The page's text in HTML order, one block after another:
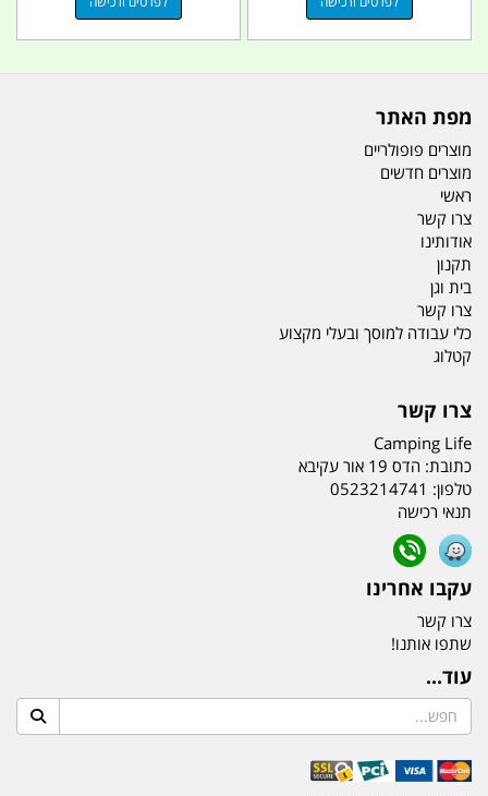
מפת האתר
מוצרים פופולריים
מוצרים חדשים
ראשי
צרו קשר
אודותינו
תקנון
בית וגן
צרו קשר
כלי עבודה למוסך ובעלי מקצוע
קטלוג
צרו קשר
Camping Life
כתובת: הדס 19 אור עקיבא
טלפון: 0523214741
תנאי רכישה
עקבו אחרינו
צרו קשר
שתפו אותנו!
עוד...